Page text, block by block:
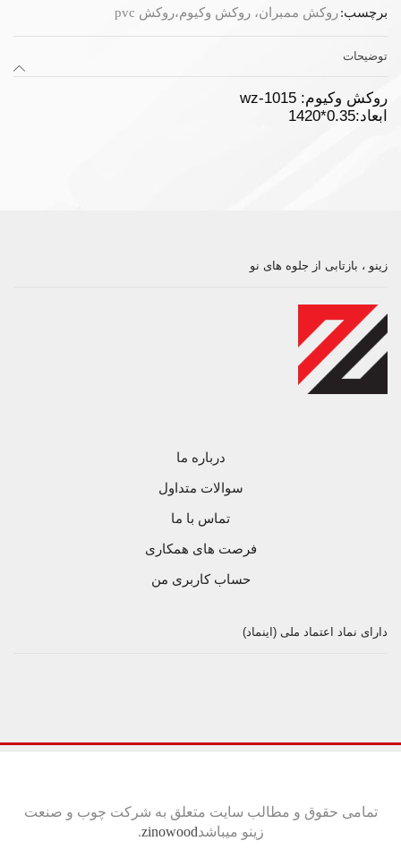
برچسب:روکش ممبران، روکش وکیوم،روکش pvc
توضیحات
روکش وکیوم: wz-1015
ابعاد:0.35*1420
زینو ، بازتابی از جلوه های نو
درباره ما
سوالات متداول
تماس با ما
فرصت های همکاری
حساب کاربری من
دارای نماد اعتماد ملی (اینماد)
تمامی حقوق و مطالب سایت متعلق به شرکت چوب و صنعت
زینو میباشدzinowood
.